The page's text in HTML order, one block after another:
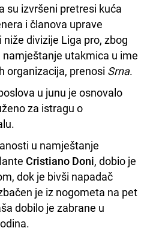
su izvršeni pretresi kuća
i članova uprave
niže divizije Liga pro, zbog
utakmica u ime
organizacija, prenosi Srna.
u junu je osnovalo
za istragu o
u namještanje
Cristiano Doni, dobio je
dok je bivši napadač
je iz nogometa na pet
dobilo je zabrane u